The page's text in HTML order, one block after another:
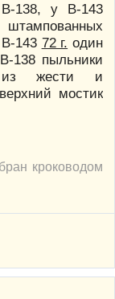
138, у В-143
143 72 г. один
138 пыльники
из жести и
мостик
кроководом